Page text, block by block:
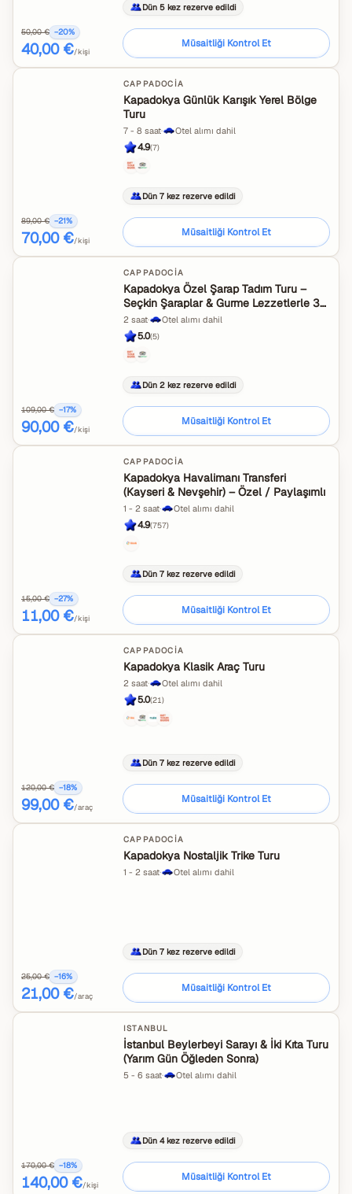
50,00 € −20%
40,00 €/kişi
Dün 5 kez rezerve edildi
Müsaitliği Kontrol Et
89,00 € −21%
70,00 €/kişi
CAPPADOCIA
Kapadokya Günlük Karışık Yerel Bölge
Turu
7 - 8 saat· Otel alımı dahil
4.9(7)
Dün 7 kez rezerve edildi
Müsaitliği Kontrol Et
109,00 € −17%
90,00 €/kişi
CAPPADOCIA
Kapadokya Özel Şarap Tadım Turu –
Seçkin Şaraplar & Gurme Lezzetlerle 3
Saat
2 saat· Otel alımı dahil
5.0(5)
Dün 2 kez rezerve edildi
Müsaitliği Kontrol Et
15,00 € −27%
11,00 €/kişi
CAPPADOCIA
Kapadokya Havalimanı Transferi
(Kayseri & Nevşehir) – Özel / Paylaşımlı
1 - 2 saat· Otel alımı dahil
4.9(757)
Dün 7 kez rezerve edildi
Müsaitliği Kontrol Et
120,00 € −18%
99,00 €/araç
CAPPADOCIA
Kapadokya Klasik Araç Turu
2 saat· Otel alımı dahil
5.0(21)
Dün 7 kez rezerve edildi
Müsaitliği Kontrol Et
25,00 € −16%
21,00 €/araç
CAPPADOCIA
Kapadokya Nostaljik Trike Turu
1 - 2 saat· Otel alımı dahil
Dün 7 kez rezerve edildi
Müsaitliği Kontrol Et
170,00 € −18%
140,00 €/kişi
ISTANBUL
İstanbul Beylerbeyi Sarayı & İki Kıta Turu
(Yarım Gün Öğleden Sonra)
5 - 6 saat· Otel alımı dahil
Dün 4 kez rezerve edildi
Müsaitliği Kontrol Et